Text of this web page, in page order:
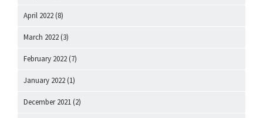
April 2022 (8)
March 2022 (3)
February 2022 (7)
January 2022 (1)
December 2021 (2)